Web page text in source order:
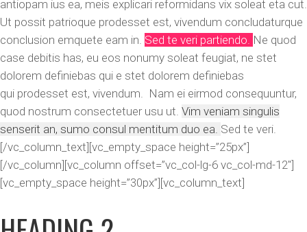
antiopam ius ea, meis explicari reformidans vix soleat eta cut.
Ut possit patrioque prodesset est, vivendum concludaturque
conclusion emquete eam in. Sed te veri partiendo. Ne quod
case debitis has, eu eos nonumy soleat feugiat, ne stet
dolorem definiebas qui e stet dolorem definiebas
qui prodesset est, vivendum. Nam ei eirmod consequuntur,
quod nostrum consectetuer usu ut. Vim veniam singulis
senserit an, sumo consul mentitum duo ea. Sed te veri.
[/vc_column_text][vc_empty_space height=”25px”]
[/vc_column][vc_column offset=”vc_col-lg-6 vc_col-md-12″]
[vc_empty_space height=”30px”][vc_column_text]